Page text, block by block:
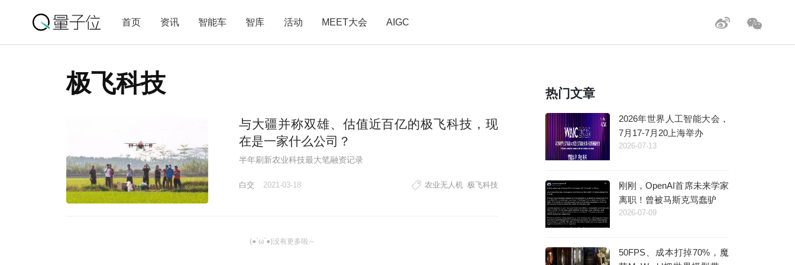
首页 资讯 智能车 智库 活动 MEET大会 AIGC
极飞科技
与大疆并称双雄、估值近百亿的极飞科技，现
在是一家什么公司？
半年刷新农业科技最大笔融资记录
白交 2021-03-18 农业无人机 极飞科技
(●`ω`●)没有更多啦～
热门文章
2026年世界人工智能大会，
7月17-7月20上海举办
2026-07-13
刚刚，OpenAI首席未来学家
离职！曾被马斯克骂蠢驴
2026-07-09
50FPS、成本打掉70%，魔